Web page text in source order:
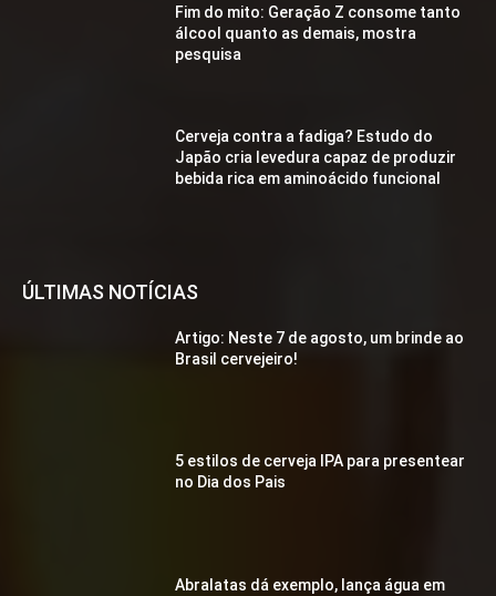
Fim do mito: Geração Z consome tanto
álcool quanto as demais, mostra
pesquisa
Cerveja contra a fadiga? Estudo do
Japão cria levedura capaz de produzir
bebida rica em aminoácido funcional
ÚLTIMAS NOTÍCIAS
Artigo: Neste 7 de agosto, um brinde ao
Brasil cervejeiro!
5 estilos de cerveja IPA para presentear
no Dia dos Pais
Abralatas dá exemplo, lança água em